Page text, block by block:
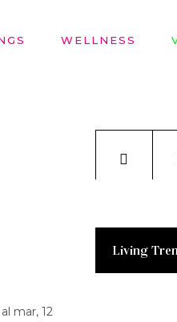
WELLNESS
mar, 12
Living